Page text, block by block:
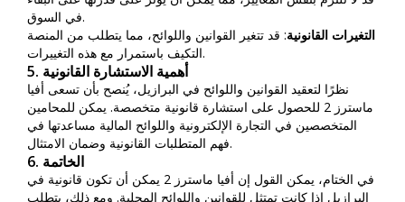
في السوق.
التغيرات القانونية: قد تتغير القوانين واللوائح، مما يتطلب من المنصة
التكيف باستمرار مع هذه التغييرات.
5. أهمية الاستشارة القانونية
نظرًا لتعقيد القوانين واللوائح في البرازيل، يُنصح بأن تسعى أفيا
ماسترز 2 للحصول على استشارة قانونية متخصصة. يمكن للمحامين
المتخصصين في التجارة الإلكترونية واللوائح المالية مساعدتها في
فهم المتطلبات القانونية وضمان الامتثال.
6. الخاتمة
في الختام، يمكن القول إن أفيا ماسترز 2 يمكن أن تكون قانونية في
البرازيل إذا كانت تمتثل للقوانين واللوائح المحلية. ومع ذلك، يتطلب